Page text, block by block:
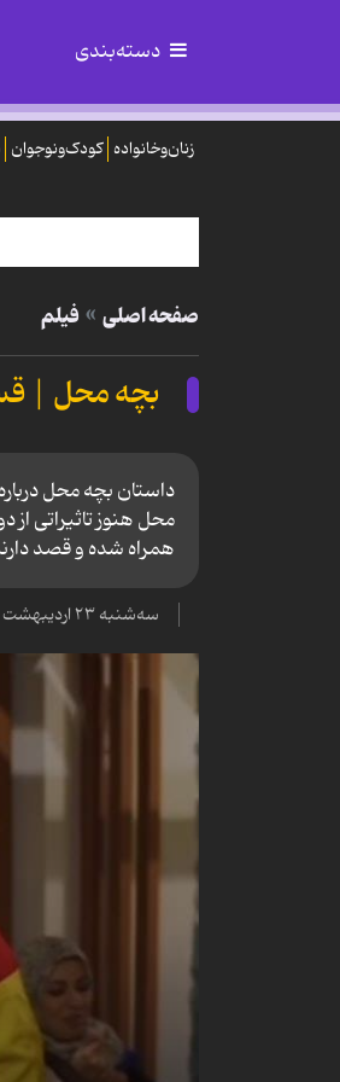
دسته‌بندی
زنان‌وخانواده کودک‌ونوجوان
صفحه اصلی فیلم
بچه محل |
داستان بچه محل
محل هنوز تاثیراتی
همراه شده و قصد
سه‌شنبه ۲۳ اردیبهشت ۱۳۹۹ - ۱۲:۴۹